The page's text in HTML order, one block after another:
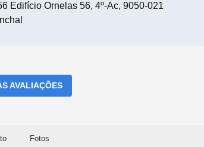
Edifício Ornelas 56, 4º-Ac, 9050-021
AVALIAÇÕES
Fotos